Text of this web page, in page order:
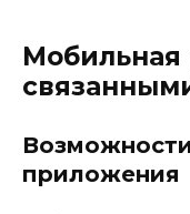
Мобильная
приложения